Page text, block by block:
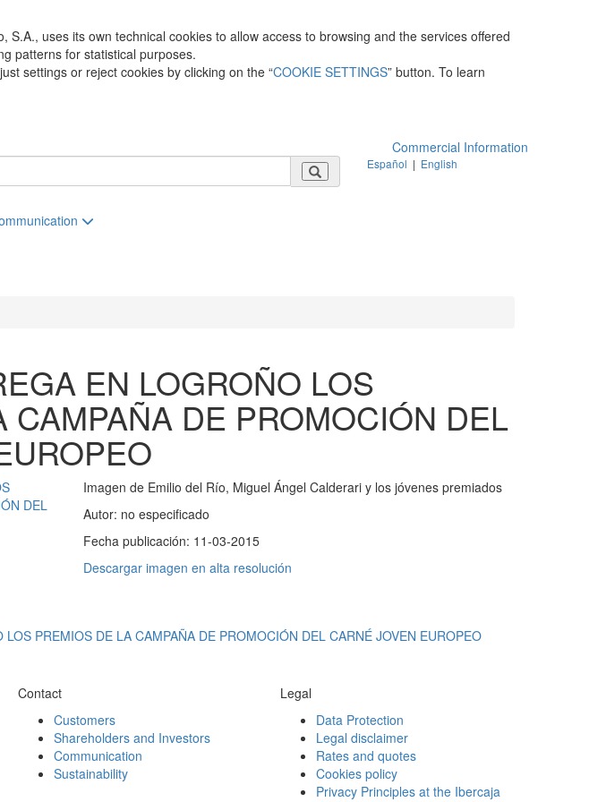
uses its own technical cookies to allow access to browsing and the services offered
patterns for statistical purposes.
settings or reject cookies by clicking on the “COOKIE SETTINGS” button. To learn
Commercial Information
Español | English
EN LOGROÑO LOS
CAMPAÑA DE PROMOCIÓN DEL
Imagen de Emilio del Río, Miguel Ángel Calderari y los jóvenes premiados
Autor: no especificado
Fecha publicación: 11-03-2015
Descargar imagen en alta resolución
PREMIOS DE LA CAMPAÑA DE PROMOCIÓN DEL CARNÉ JOVEN EUROPEO
Contact
Customers
Shareholders and Investors
Communication
Sustainability
Legal
Data Protection
Legal disclaimer
Rates and quotes
Cookies policy
Privacy Principles at the Ibercaja